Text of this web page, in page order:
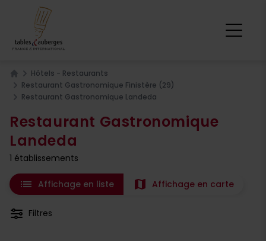
Home
Hôtels - Restaurants
Restaurant Gastronomique Finistère (29)
Restaurant Gastronomique Landeda
Restaurant Gastronomique
Landeda
1 établissements
list Affichage en liste map Affichage en carte
Filtres